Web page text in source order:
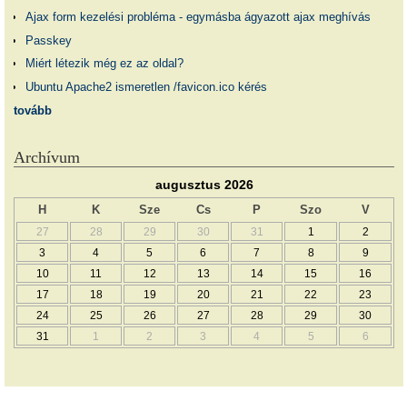
Ajax form kezelési probléma - egymásba ágyazott ajax meghívás
Passkey
Miért létezik még ez az oldal?
Ubuntu Apache2 ismeretlen /favicon.ico kérés
tovább
Archívum
augusztus 2026
H K Sze Cs P Szo V
27 28 29 30 31 1
2
3
4 5 6 7 8
9
10
11 12 13 14 15
16
17
18 19 20 21 22
23
24
25 26 27 28 29
30
31
1 2 3 4 5 6